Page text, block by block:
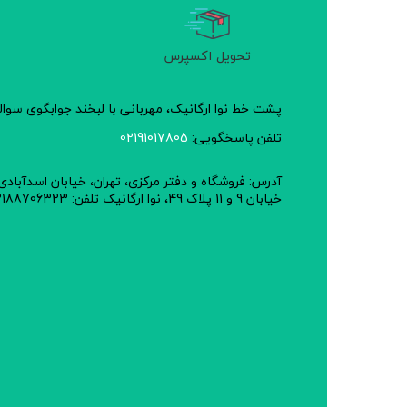
تحویل اکسپرس
پشت خط نوا ارگانیک، مهربانی با لبخند جوابگوی
تلفن پاسخگویی: 02191017805
آدرس: فروشگاه و دفتر مرکزی، تهران، خیابان
خیابان 9 و 11 پلاک 49، نوا ارگانیک تلفن: 02188706323